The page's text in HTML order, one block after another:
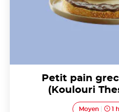
Petit pain
(Koulouri
Moyen 1